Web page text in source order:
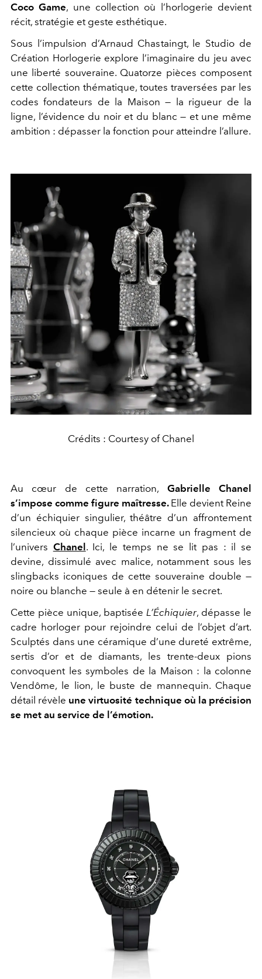
Coco Game, une collection où l’horlogerie devient
récit, stratégie et geste esthétique.
Sous l’impulsion d’Arnaud Chastaingt, le Studio de
Création Horlogerie explore l’imaginaire du jeu avec
une liberté souveraine. Quatorze pièces composent
cette collection thématique, toutes traversées par les
codes fondateurs de la Maison — la rigueur de la
ligne, l’évidence du noir et du blanc — et une même
ambition : dépasser la fonction pour atteindre l’allure.
Crédits : Courtesy of Chanel
Au cœur de cette narration, Gabrielle Chanel
s’impose comme figure maîtresse. Elle devient Reine
d’un échiquier singulier, théâtre d’un affrontement
silencieux où chaque pièce incarne un fragment de
l’univers Chanel . Ici, le temps ne se lit pas : il se
devine, dissimulé avec malice, notamment sous les
slingbacks iconiques de cette souveraine double —
noire ou blanche — seule à en détenir le secret.
Cette pièce unique, baptisée L’Échiquier, dépasse le
cadre horloger pour rejoindre celui de l’objet d’art.
Sculptés dans une céramique d’une dureté extrême,
sertis d’or et de diamants, les trente-deux pions
convoquent les symboles de la Maison : la colonne
Vendôme, le lion, le buste de mannequin. Chaque
détail révèle une virtuosité technique où la précision
se met au service de l’émotion.